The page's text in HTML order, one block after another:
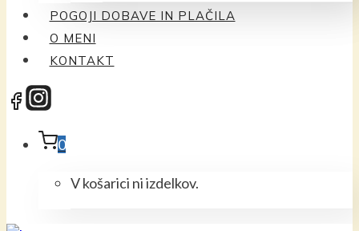
POGOJI DOBAVE IN PLAČILA
O MENI
KONTAKT
0
V košarici ni izdelkov.